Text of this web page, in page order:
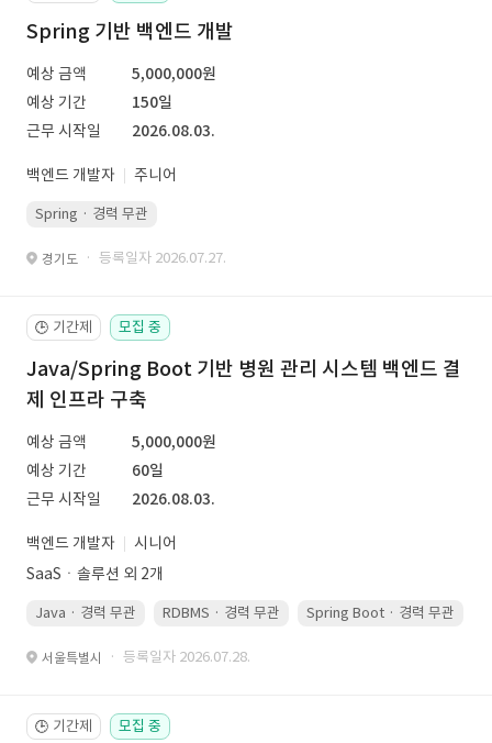
Spring 기반 백엔드 개발
예상 금액
5,000,000원
예상 기간
150일
근무 시작일
2026.08.03.
백엔드 개발자 주니어
Spring · 경력 무관
경기도 · 등록일자 2026.07.27.
🕒 기간제 모집 중
Java/Spring Boot 기반 병원 관리 시스템 백엔드 결
제 인프라 구축
예상 금액
5,000,000원
예상 기간
60일
근무 시작일
2026.08.03.
백엔드 개발자
시니어
SaaSㆍ솔루션 외 2개
Java · 경력 무관 RDBMS · 경력 무관 Spring Boot · 경력 무관
서울특별시 · 등록일자 2026.07.28.
🕒 기간제 모집 중